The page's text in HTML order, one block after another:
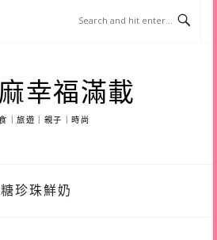
幸福滿載
｜旅遊｜親子｜時尚
珍珠鮮奶